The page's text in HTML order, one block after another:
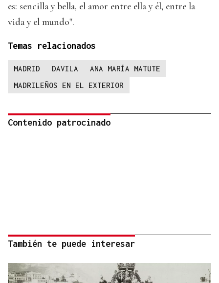
es: sencilla y bella, el amor entre ella y él, entre la
vida y el mundo".
Temas relacionados
MADRID DAVILA
ANA MARÍA MATUTE
MADRILEÑOS EN EL EXTERIOR
Contenido patrocinado
También te puede interesar